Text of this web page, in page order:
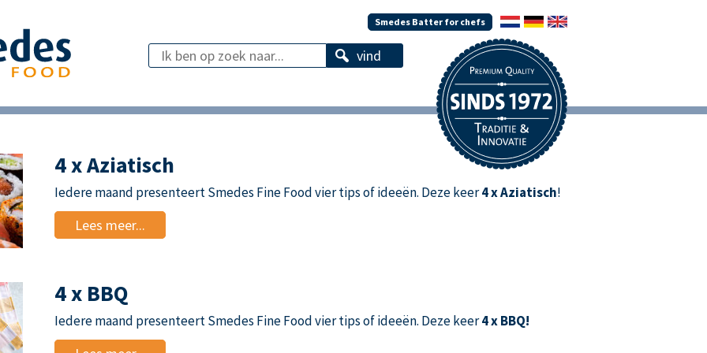
Smedes Batter for chefs
4 x Aziatisch
Iedere maand presenteert Smedes Fine Food vier tips of ideeën. Deze keer4 x Aziatisch!
Lees meer...
4 x BBQ
Iedere maand presenteert Smedes Fine Food vier tips of ideeën. Deze keer4 x BBQ!